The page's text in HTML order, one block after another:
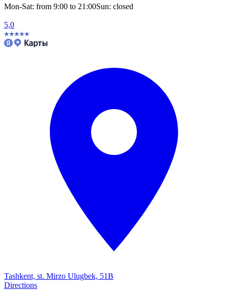
Mon-Sat: from 9:00 to 21:00Sun: closed
5,0
Tashkent, st. Mirzo Ulugbek, 51B
Directions